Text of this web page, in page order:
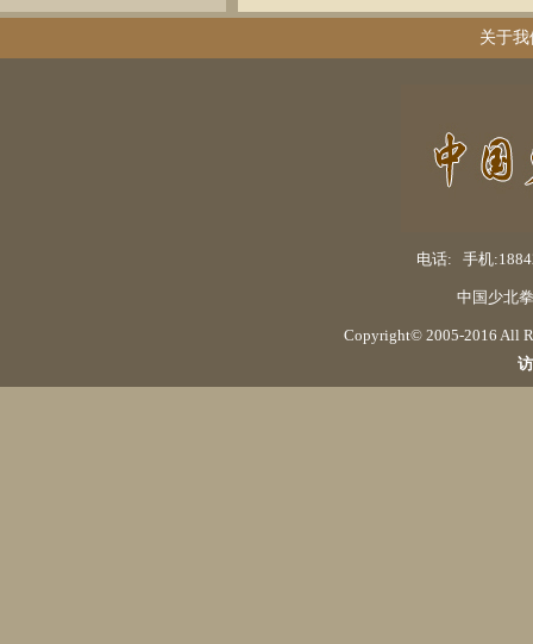
关于我
电话: 手机
中国少北
Copyright© 2005-2016 All